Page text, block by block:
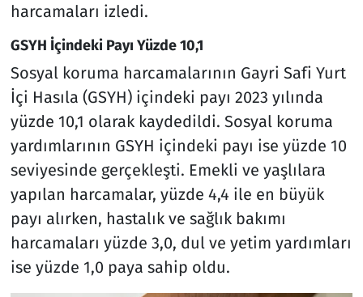
harcamaları izledi.
GSYH İçindeki Payı Yüzde 10,1
Sosyal koruma harcamalarının Gayri Safi Yurt
İçi Hasıla (GSYH) içindeki payı 2023 yılında
yüzde 10,1 olarak kaydedildi. Sosyal koruma
yardımlarının GSYH içindeki payı ise yüzde 10
seviyesinde gerçekleşti. Emekli ve yaşlılara
yapılan harcamalar, yüzde 4,4 ile en büyük
payı alırken, hastalık ve sağlık bakımı
harcamaları yüzde 3,0, dul ve yetim yardımları
ise yüzde 1,0 paya sahip oldu.